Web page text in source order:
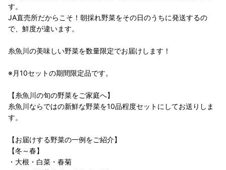
す。
JA直売所だからこそ！朝採れ野菜をその日のうちに発送するの
で、鮮度が違います。
糸魚川の美味しい野菜を数量限定でお届けします！
※月10セットの期間限定品です。
【糸魚川の旬の野菜をご家庭へ】
糸魚川ならではの新鮮な野菜を10品程度セットにしてお送りしま
す。
【お届けする野菜の一例をご紹介】
【冬～春】
・大根・白菜・春菊